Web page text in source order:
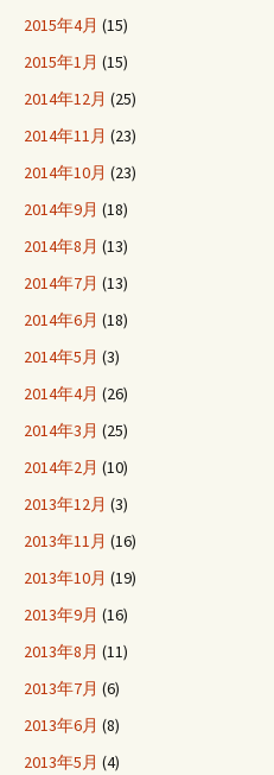
2015年4月 (15)
2015年1月 (15)
2014年12月 (25)
2014年11月 (23)
2014年10月 (23)
2014年9月 (18)
2014年8月 (13)
2014年7月 (13)
2014年6月 (18)
2014年5月 (3)
2014年4月 (26)
2014年3月 (25)
2014年2月 (10)
2013年12月 (3)
2013年11月 (16)
2013年10月 (19)
2013年9月 (16)
2013年8月 (11)
2013年7月 (6)
2013年6月 (8)
2013年5月 (4)